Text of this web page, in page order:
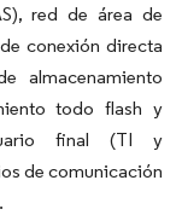
red de área de
conexión directa
almacenamiento
todo flash y
final (TI y
de comunicación